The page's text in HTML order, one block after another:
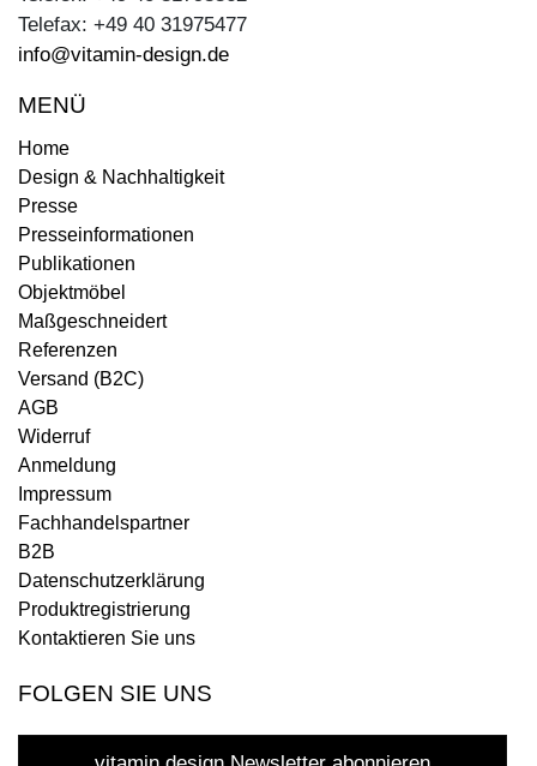
Telefax: +49 40 31975477
info@vitamin-design.de
MENÜ
Home
Design & Nachhaltigkeit
Presse
Presseinformationen
Publikationen
Objektmöbel
Maßgeschneidert
Referenzen
Versand (B2C)
AGB
Widerruf
Anmeldung
Impressum
Fachhandelspartner
B2B
Datenschutzerklärung
Produktregistrierung
Kontaktieren Sie uns
FOLGEN SIE UNS